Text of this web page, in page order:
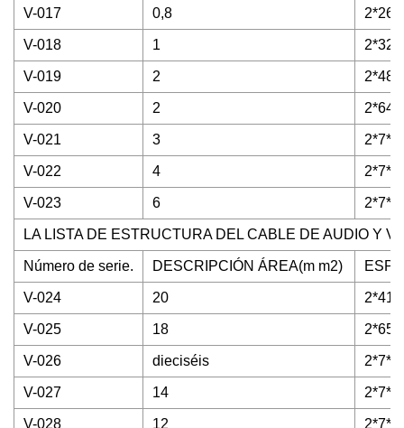
V-017 0,8 2*26/
V-018 1 2*32/
V-019 2 2*48/
V-020 2 2*64/
V-021 3
V-022 4
V-023 6
LA LISTA DE ESTRUCTURA DEL CABLE DE AUDIO Y
Número de serie. DESCRIPCIÓN ÁREA(m m2)
V-024 20 2*41/
V-025 18 2*65/
V-026 dieciséis
V-027 14
V-028 12